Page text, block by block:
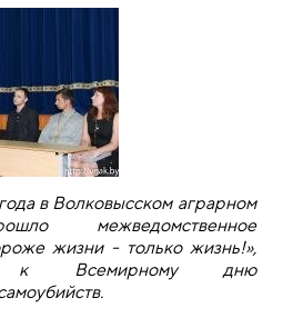
в Волковысском аграрном
межведомственное
жизни - только жизнь!»,
к Всемирному дню